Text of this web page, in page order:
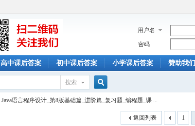
用户名
密码
高中课后答案 初中课后答案 小学课后答案 赞助我们
搜索
搜
Java语言程序设计_第8版基础篇_进阶篇_复习题_编程题_课 ...
1
返回列表